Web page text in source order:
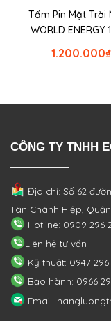
Tấm Pin Mặt Trời
WORLD ENERGY
₫
1.200.000
CÔNG TY TNHH
Địa chỉ: Số 62
Tân Chánh Hiệp, Quận
Hotline: 0909 296
Liên hệ tư vấn
Kỹ thuật: 0947 296
Bảo hành: 0966
Email: